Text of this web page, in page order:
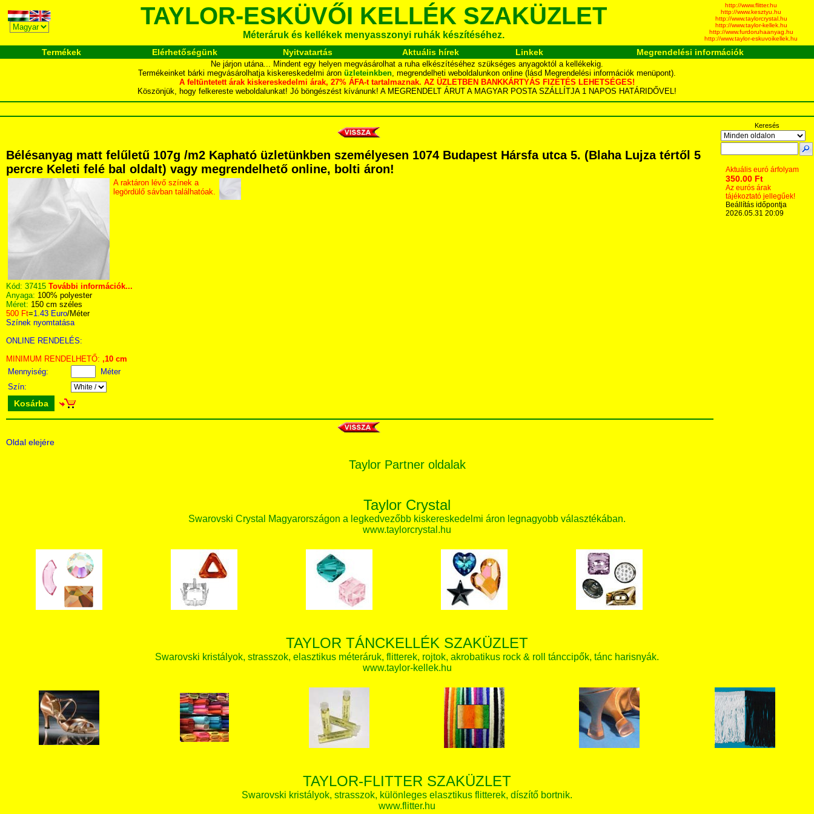
TAYLOR-ESKÜVŐI KELLÉK SZAKÜZLET
Méteráruk és kellékek menyasszonyi ruhák készítéséhez.
http://www.flitter.hu
http://www.kesztyu.hu
http://www.taylorcrystal.hu
http://www.taylor-kellek.hu
http://www.furdoruhaanyag.hu
http://www.taylor-eskuvoikellek.hu
Termékek Elérhetőségünk Nyitvatartás Aktuális hírek Linkek Megrendelési információk
Ne járjon utána... Mindent egy helyen megvásárolhat a ruha elkészítéséhez szükséges anyagoktól a kellékekig.
Termékeinket bárki megvásárolhatja kiskereskedelmi áron üzleteinkben, megrendelheti weboldalunkon online (lásd Megrendelési információk menüpont).
A feltüntetett árak kiskereskedelmi árak, 27% ÁFA-t tartalmaznak. AZ ÜZLETBEN BANKKÁRTYÁS FIZETÉS LEHETSÉGES!
Köszönjük, hogy felkereste weboldalunkat! Jó böngészést kívánunk! A MEGRENDELT ÁRUT A MAGYAR POSTA SZÁLLÍTJA 1 NAPOS HATÁRIDŐVEL!
Bélésanyag matt felűletű 107g /m2 Kapható üzletünkben személyesen 1074 Budapest Hársfa utca 5. (Blaha Lujza tértől 5
percre Keleti felé bal oldalt) vagy megrendelhető online, bolti áron!
A raktáron lévő színek a
legördülő sávban találhatóak.
Kód: 37415 További információk...
Anyaga: 100% polyester
Méret: 150 cm széles
500 Ft=1.43 Euro/Méter
Színek nyomtatása
ONLINE RENDELÉS:
MINIMUM RENDELHETŐ: ,10 cm
Mennyiség:
Méter
Szín:
Kosárba
Oldal elejére
Keresés
Aktuális euró árfolyam
350.00 Ft
Az eurós árak
tájékoztató jellegűek!
Beállítás időpontja
2026.05.31 20:09
Taylor Partner oldalak
Taylor Crystal
Swarovski Crystal Magyarországon a legkedvezőbb kiskereskedelmi áron legnagyobb választékában.
www.taylorcrystal.hu
TAYLOR TÁNCKELLÉK SZAKÜZLET
Swarovski kristályok, strasszok, elasztikus méteráruk, flitterek, rojtok, akrobatikus rock & roll tánccipők, tánc harisnyák.
www.taylor-kellek.hu
TAYLOR-FLITTER SZAKÜZLET
Swarovski kristályok, strasszok, különleges elasztikus flitterek, díszítő bortnik.
www.flitter.hu